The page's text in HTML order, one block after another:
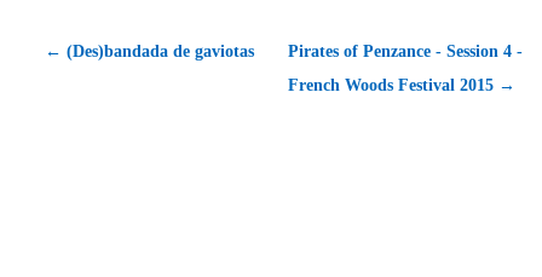
← (Des)bandada de gaviotas
Pirates of Penzance - Session 4 -
French Woods Festival 2015 →